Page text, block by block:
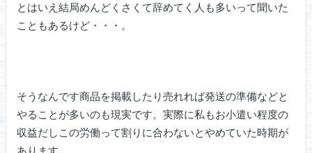
とはいえ結局めんどくさくて辞めてく人も多いって聞いた
こともあるけど・・・。
そうなんです商品を掲載したり売れれば発送の準備などと
やることが多いのも現実です。実際に私もお小遣い程度の
収益だしこの労働って割りに合わないとやめていた時期が
あります。